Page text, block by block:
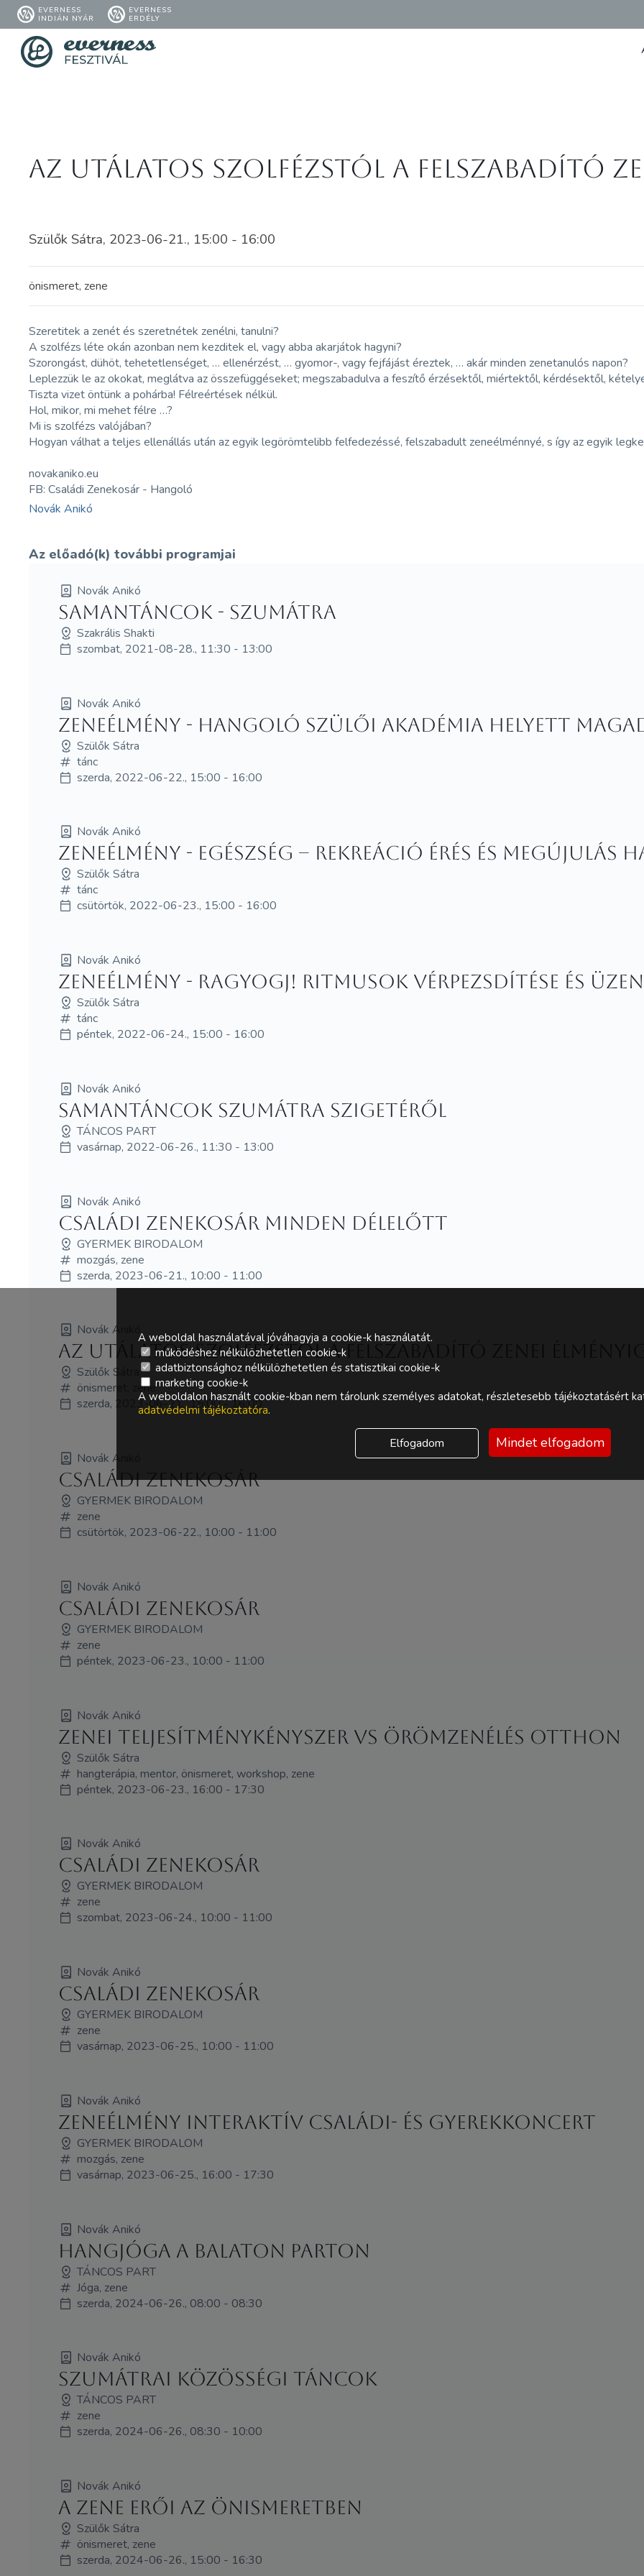
EVERNESS
INDIÁN NYÁR
EVERNESS
ERDÉLY
Az utálatos szolfézstól a felszabadító
Szülők Sátra, 2023-06-21., 15:00 - 16:00
önismeret, zene
Szeretitek a zenét és szeretnétek zenélni, tanulni?
A szolfézs léte okán azonban nem kezditek el, vagy abba akarjátok hagyni?
Szorongást, dühöt, tehetetlenséget, … ellenérzést, … gyomor-, vagy fejfájást éreztek, … akár minden zenetanulós napon?
Leplezzük le az okokat, meglátva az összefüggéseket; megszabadulva a feszítő érzésektől, miértektől, kérdésektől,
Tiszta vizet öntünk a pohárba! Félreértések nélkül.
Hol, mikor, mi mehet félre …?
Mi is szolfézs valójában?
Hogyan válhat a teljes ellenállás után az egyik legörömtelibb felfedezéssé, felszabadult zeneélménnyé, s így az egyik
novakaniko.eu
FB: Családi Zenekosár - Hangoló
Novák Anikó
Az előadó(k) további programjai
Novák Anikó
Samantáncok - Szumátra
Szakrális Shakti
szombat, 2021-08-28., 11:30 - 13:00
Novák Anikó
ZeneÉlmény - HANGOLÓ Szülői Akadémia helyett
Szülők Sátra
tánc
szerda, 2022-06-22., 15:00 - 16:00
Novák Anikó
ZeneÉlmény - EGÉSZSÉG – REKREÁCIÓ Érés és
Szülők Sátra
tánc
csütörtök, 2022-06-23., 15:00 - 16:00
Novák Anikó
ZeneÉlmény - RAGYOGJ! Ritmusok vérpezsdítése és
Szülők Sátra
tánc
péntek, 2022-06-24., 15:00 - 16:00
Novák Anikó
Samantáncok Szumátra szigetéről
TÁNCOS PART
vasárnap, 2022-06-26., 11:30 - 13:00
Novák Anikó
Családi zenekosár minden délelőtt
GYERMEK BIRODALOM
mozgás, zene
szerda, 2023-06-21., 10:00 - 11:00
Novák Anikó
Az utálatos szolfézstól a felszabadító zenei
Szülők Sátra
önismeret, zene
szerda, 2023-06-21., 15:00 - 16:00
Novák Anikó
Családi zenekosár
GYERMEK BIRODALOM
zene
csütörtök, 2023-06-22., 10:00 - 11:00
Novák Anikó
Családi zenekosár
GYERMEK BIRODALOM
zene
péntek, 2023-06-23., 10:00 - 11:00
Novák Anikó
Zenei teljesítménykényszer vs örömzenélés otthon
Szülők Sátra
hangterápia, mentor, önismeret, workshop, zene
péntek, 2023-06-23., 16:00 - 17:30
Novák Anikó
Családi zenekosár
GYERMEK BIRODALOM
zene
szombat, 2023-06-24., 10:00 - 11:00
Novák Anikó
Családi zenekosár
GYERMEK BIRODALOM
zene
vasárnap, 2023-06-25., 10:00 - 11:00
Novák Anikó
Zeneélmény Interaktív családi- és gyerekkoncert
GYERMEK BIRODALOM
mozgás, zene
vasárnap, 2023-06-25., 16:00 - 17:30
Novák Anikó
Hangjóga a Balaton parton
TÁNCOS PART
Jóga, zene
szerda, 2024-06-26., 08:00 - 08:30
Novák Anikó
Szumátrai közösségi táncok
TÁNCOS PART
zene
szerda, 2024-06-26., 08:30 - 10:00
Novák Anikó
A zene erői az önismeretben
Szülők Sátra
önismeret, zene
szerda, 2024-06-26., 15:00 - 16:30
A weboldal használatával jóváhagyja a cookie-k használatát.
működéshez nélkülözhetetlen cookie-k
adatbiztonsághoz nélkülözhetetlen és statisztikai cookie-k
marketing cookie-k
A weboldalon használt cookie-kban nem tárolunk személyes adatokat, részletesebb tájékoztatásért
adatvédelmi tájékoztatóra.
Elfogadom Mindet elfogadom